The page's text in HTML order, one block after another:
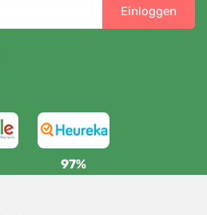
Einloggen
97%